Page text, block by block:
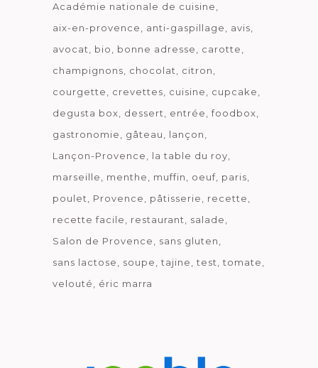
Académie nationale de cuisine
aix-en-provence
anti-gaspillage
avis
avocat
bio bonne adresse
carotte
champignons
chocolat
citron
courgette
crevettes cuisine
cupcake
degusta box
dessert entrée
foodbox
gastronomie
gâteau
lançon
Lançon-Provence
la table du roy
marseille
menthe muffin oeuf paris
poulet
Provence pâtisserie
recette
recette facile
restaurant
salade
Salon de Provence
sans gluten
sans lactose
soupe tajine test
tomate
velouté
éric marra